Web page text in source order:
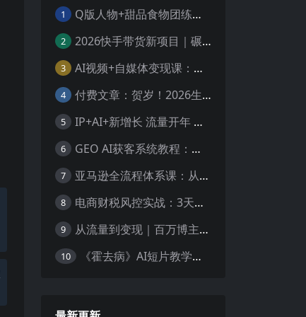
1 Q版人物+甜品食物团练｜8节系统课拆解Q版甜系画法，人物与食物搭配技法全覆盖
2 2026快手带货新项目｜碾压抖音小红书门槛，素材制作+精准投流，无需开店，无需售后，新手一天佣金1000+
3 AI视频+自媒体变现课：工具实操 + 多领域制作 + 实体获客，手把手教你做视频、涨粉、赚收益
4 付费文章：贺岁！2026生肖全解析，3.5万字事业财富感情指南，提前布局一整年顺顺利利
5 IP+AI+新增长 流量开年 峰会实战：人设精准定位 掌握AI技能抢占新时代流量风口
6 GEO AI获客系统教程：生成式引擎优化核心定义+底层原理，抢占AI搜索时代流量红利
7 亚马逊全流程体系课：从选品、店铺基础、Listing搭建、FBA备货、后台操作到站内广告全覆盖教学
8 电商财税风控实战：3天构建合规体系，规避稽查风险，守护企业核心利润
9 从流量到变现｜百万博主实战，一人公司搭建，轻资产放大商业价值
10 《霍去病》AI短片教学：即梦AI Seedance2.0实操，从拍摄到电影级成片全流程